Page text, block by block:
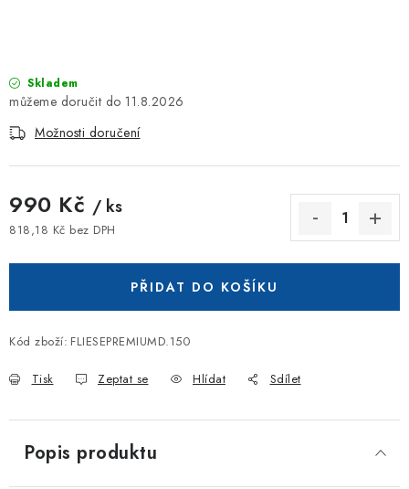
Skladem
11.8.2026
Možnosti doručení
990 Kč / ks
818,18 Kč bez DPH
PŘIDAT DO KOŠÍKU
Kód zboží: FLIESEPREMIUMD.150
Tisk Zeptat se Hlídat Sdílet
Popis produktu